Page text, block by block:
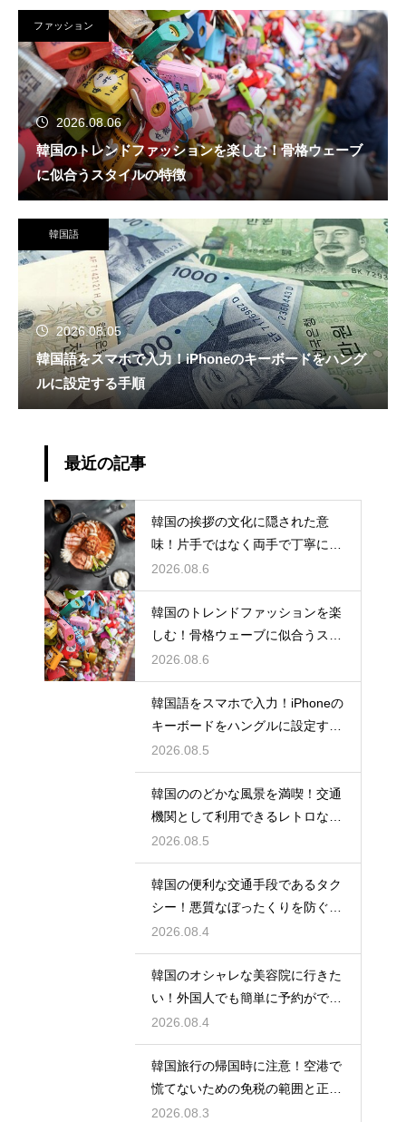
ファッション
2026.08.06
韓国のトレンドファッションを楽しむ！骨格ウェーブ
に似合うスタイルの特徴
韓国語
2026.08.05
韓国語をスマホで入力！iPhoneのキーボードをハング
ルに設定する手順
最近の記事
韓国の挨拶の文化に隠された意
味！片手ではなく両手で丁寧に握
手する理由
2026.08.6
韓国のトレンドファッションを楽
しむ！骨格ウェーブに似合うスタ
イルの特徴
2026.08.6
韓国語をスマホで入力！iPhoneの
キーボードをハングルに設定する
手順
2026.08.5
韓国ののどかな風景を満喫！交通
機関として利用できるレトロな観
光の馬車
2026.08.5
韓国の便利な交通手段であるタク
シー！悪質なぼったくりを防ぐ確
実な対策
2026.08.4
韓国のオシャレな美容院に行きた
い！外国人でも簡単に予約ができ
るアプリ
2026.08.4
韓国旅行の帰国時に注意！空港で
慌てないための免税の範囲と正し
い計算
2026.08.3